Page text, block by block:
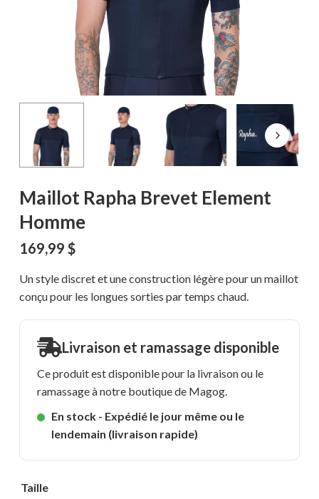
Maillot Rapha Brevet Element
Homme
169,99 $
Un style discret et une construction légère pour un maillot
conçu pour les longues sorties par temps chaud.
Livraison et ramassage disponible
Ce produit est disponible pour la livraison ou le
ramassage à notre boutique de Magog.
En stock - Expédié le jour même ou le
lendemain (livraison rapide)
Taille